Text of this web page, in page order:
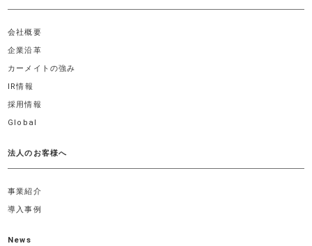
会社概要
企業沿革
カーメイトの強み
IR情報
採用情報
Global
法人のお客様へ
事業紹介
導入事例
News